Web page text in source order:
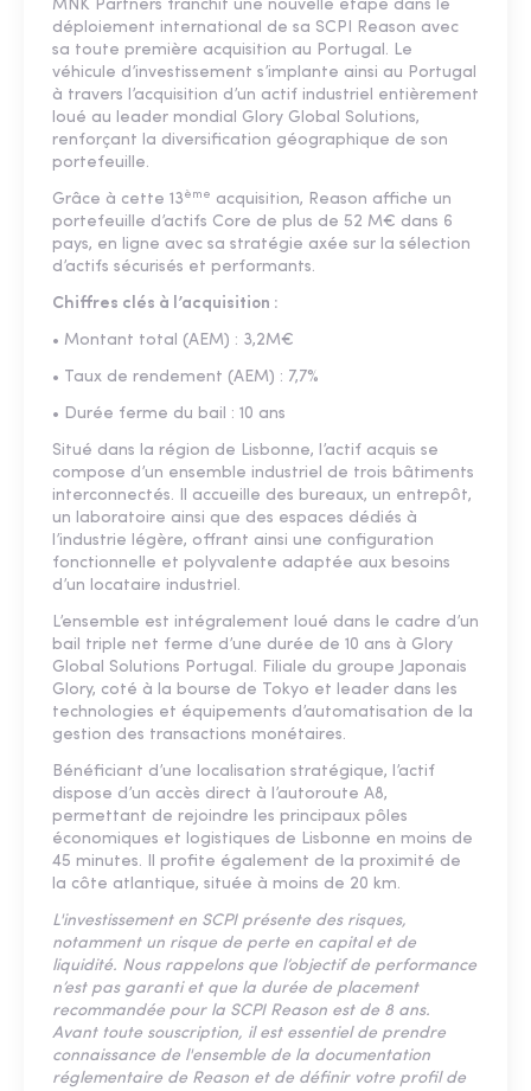
MNK Partners franchit une nouvelle étape dans le
déploiement international de sa SCPI Reason avec
sa toute première acquisition au Portugal. Le
véhicule d’investissement s’implante ainsi au Portugal
à travers l’acquisition d’un actif industriel entièrement
loué au leader mondial Glory Global Solutions,
renforçant la diversification géographique de son
portefeuille.
Grâce à cette 13ème acquisition, Reason affiche un
portefeuille d’actifs Core de plus de 52 M€ dans 6
pays, en ligne avec sa stratégie axée sur la sélection
d’actifs sécurisés et performants.
Chiffres clés à l’acquisition :
• Montant total (AEM) : 3,2M€
• Taux de rendement (AEM) : 7,7%
• Durée ferme du bail : 10 ans
Situé dans la région de Lisbonne, l’actif acquis se
compose d’un ensemble industriel de trois bâtiments
interconnectés. Il accueille des bureaux, un entrepôt,
un laboratoire ainsi que des espaces dédiés à
l’industrie légère, offrant ainsi une configuration
fonctionnelle et polyvalente adaptée aux besoins
d’un locataire industriel.
L’ensemble est intégralement loué dans le cadre d’un
bail triple net ferme d’une durée de 10 ans à Glory
Global Solutions Portugal. Filiale du groupe Japonais
Glory, coté à la bourse de Tokyo et leader dans les
technologies et équipements d’automatisation de la
gestion des transactions monétaires.
Bénéficiant d’une localisation stratégique, l’actif
dispose d’un accès direct à l’autoroute A8,
permettant de rejoindre les principaux pôles
économiques et logistiques de Lisbonne en moins de
45 minutes. Il profite également de la proximité de
la côte atlantique, située à moins de 20 km.
L'investissement en SCPI présente des risques,
notamment un risque de perte en capital et de
liquidité. Nous rappelons que l’objectif de performance
n’est pas garanti et que la durée de placement
recommandée pour la SCPI Reason est de 8 ans.
Avant toute souscription, il est essentiel de prendre
connaissance de l'ensemble de la documentation
réglementaire de Reason et de définir votre profil de